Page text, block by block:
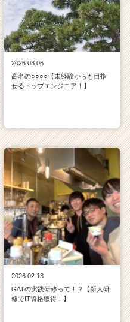
2026.03.06
高名の○○○○【未経験からも目指
せるトップエンジニア！】
2026.02.13
GATの実践研修って！？【新人研
修でIT資格取得！】